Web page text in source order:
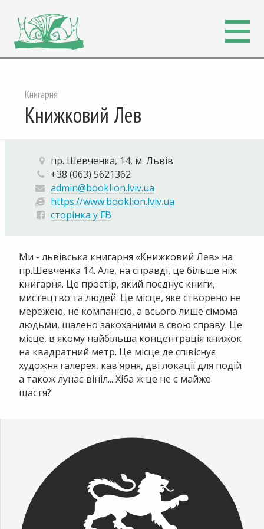
Книгарня
Книжковий Лев
пр. Шевченка, 14, м. Львів
+38 (063) 5621362
admin@booklion.lviv.ua
https://www.booklion.lviv.ua
сторінка у FB
Ми - львівська книгарня «Книжковий Лев» на
пр.Шевченка 14. Але, на справді, це більше ніж
книгарня. Це простір, який поєднує книги,
мистецтво та людей. Це місце, яке створено не
мережею, не компанією, а всього лише сімома
людьми, шалено закоханими в свою справу. Це
місце, в якому найбільша концентрація книжок
на квадратний метр. Це місце де співіснує
художня галерея, кав'ярня, дві локації для подій
а також лунає вініл... Хіба ж це не є майже
щастя?